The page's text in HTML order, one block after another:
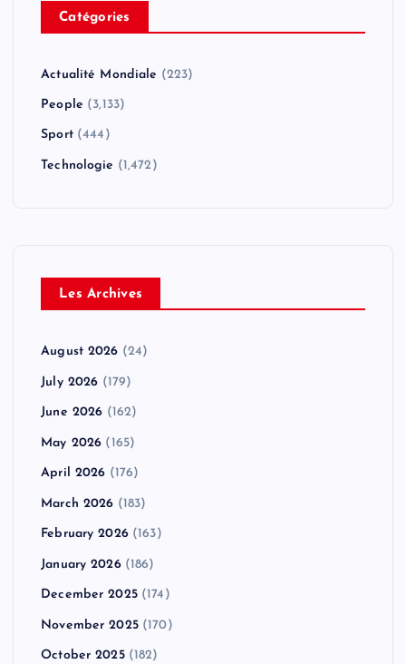
Catégories
Actualité Mondiale (223)
People (3,133)
Sport(444)
Technologie (1,472)
Les Archives
August 2026 (24)
July 2026 (179)
June 2026 (162)
May 2026 (165)
April 2026 (176)
March 2026 (183)
February 2026(163)
January 2026(186)
December 2025(174)
November 2025(170)
October 2025(182)